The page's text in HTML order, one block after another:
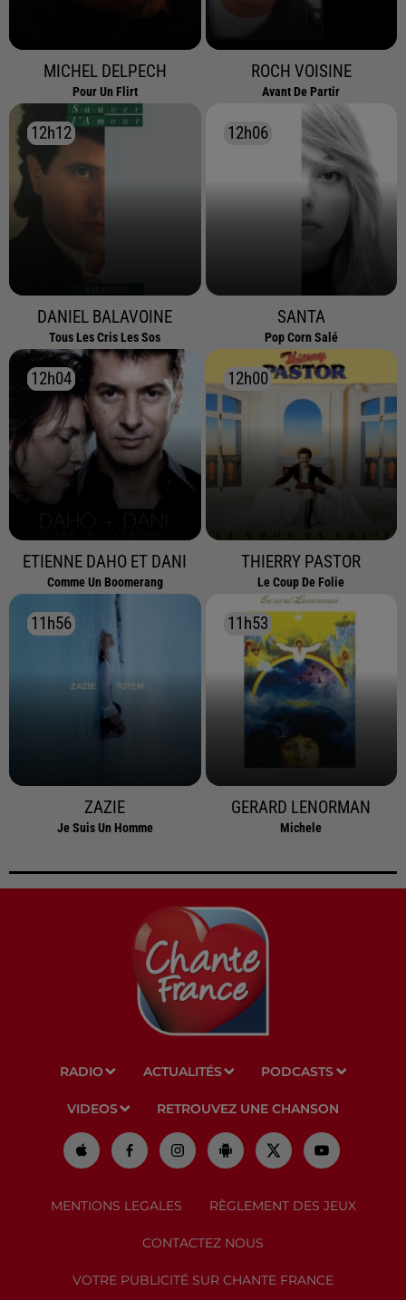
MICHEL DELPECH
Pour Un Flirt
ROCH VOISINE
Avant De Partir
12h12
12h12
DANIEL BALAVOINE
Tous Les Cris Les Sos
12h06
12h06
SANTA
Pop Corn Salé
12h04
12h04
ETIENNE DAHO ET DANI
Comme Un Boomerang
12h00
12h00
THIERRY PASTOR
Le Coup De Folie
11h56
11h56
ZAZIE
Je Suis Un Homme
11h53
11h53
GERARD LENORMAN
Michele
RADIO ACTUALITÉS PODCASTS
VIDEOS RETROUVEZ UNE CHANSON
MENTIONS LEGALES RÈGLEMENT DES JEUX
CONTACTEZ NOUS
VOTRE PUBLICITÉ SUR CHANTE FRANCE